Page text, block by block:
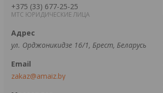
+375 (33) 677-25-25
МТС ЮРИДИЧЕСКИЕ ЛИЦА
ул. Орджоникидзе 16/1, Брест, Беларусь
zakaz@amaiz.by